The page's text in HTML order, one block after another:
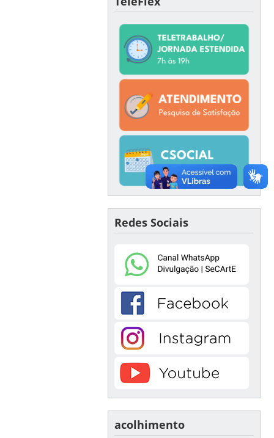
Redes Sociais
acolhimento